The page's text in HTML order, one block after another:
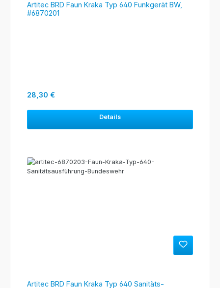
Artitec BRD Faun Kraka Typ 640 Funkgerät BW,
#6870201
Regulärer Preis:
28,30 €
Details
Artitec BRD Faun Kraka Typ 640 Sanitäts-